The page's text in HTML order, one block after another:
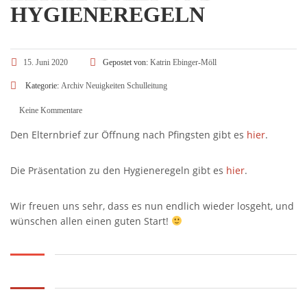
HYGIENEREGELN
15. Juni 2020 Gepostet von: Katrin Ebinger-Möll
Kategorie: Archiv Neuigkeiten Schulleitung
Keine Kommentare
Den Elternbrief zur Öffnung nach Pfingsten gibt es hier.
Die Präsentation zu den Hygieneregeln gibt es hier.
Wir freuen uns sehr, dass es nun endlich wieder losgeht, und
wünschen allen einen guten Start!